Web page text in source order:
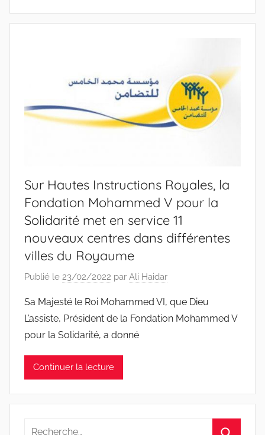
Sur Hautes Instructions Royales, la
Fondation Mohammed V pour la
Solidarité met en service 11
nouveaux centres dans différentes
villes du Royaume
Publié le 23/02/2022 par Ali Haidar
Sa Majesté le Roi Mohammed VI, que Dieu
L’assiste, Président de la Fondation Mohammed V
pour la Solidarité, a donné
Continuer la lecture
Recherche